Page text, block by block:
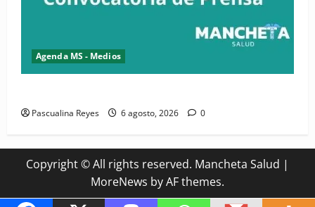
Agenda MS - Medios
Pascualina Reyes 6 agosto, 2026 0
Copyright © All rights reserved. Mancheta Salud |
MoreNews by AF themes.